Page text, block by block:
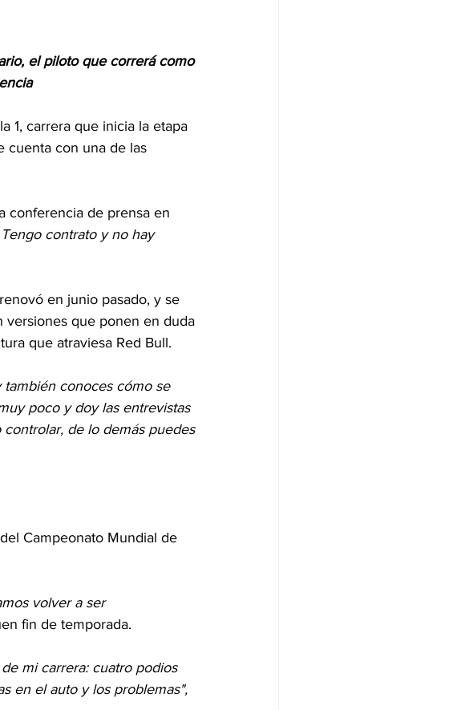
el piloto que correrá como
1, carrera que inicia la etapa
cuenta con una de las
conferencia de prensa en
contrato y no hay
en junio pasado, y se
versiones que ponen en duda
que atraviesa Red Bull.
también conoces cómo se
poco y doy las entrevistas
de lo demás puedes
Campeonato Mundial de
volver a ser
fin de temporada.
mi carrera: cuatro podios
en el auto y los problemas",